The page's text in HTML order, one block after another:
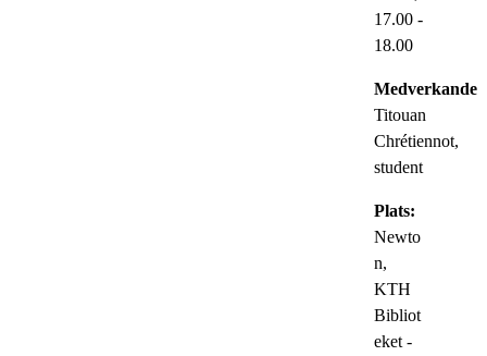
17.00 -
18.00
Medverkande:
Titouan
Chrétiennot,
student
Plats:
Newto
n,
KTH
Bibliot
eket -